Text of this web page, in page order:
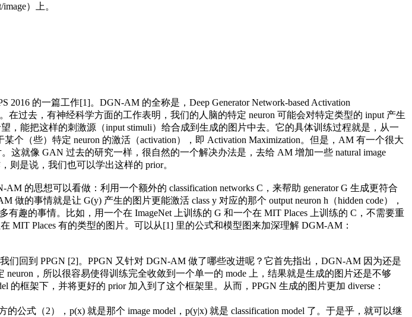
）上。
的一篇工作[1]。DGN-AM 的全称是，Deep Generator Network-based Activation
在过去，有神经科学方面的工作表明，我们的人脑的特定 neuron 可能会对特定类型的 input 产生
，能把这样的刺激源（input stimuli）给合成到生成的图片中去。它的具体训练过程就是，从一
（些）特定 neuron 的激活（activation），即 Activation Maximization。但是，AM 有一个很大
这就像 GAN 过去的研究一样，很自然的一个解决办法是，去给 AM 增加一些 natural image
则是说，我们也可以学出这样的 prior。
的思想可以看做：利用一个额外的 classification networks C，来帮助 generator G 生成更符合
做的事情就是让 G(y) 产生的图片更能激活 class y 对应的那个 output neuron h（hidden code），
趣的事情。比如，用一个在 ImageNet 上训练的 G 和一个在 MIT Places 上训练的 C，不需要重
MIT Places 有的类型的图片。可以从[1] 里的公式和模型图来加深理解 DGM-AM：
们回到 PPGN [2]。PPGN 又针对 DGN-AM 做了哪些改进呢？它首先指出，DGN-AM 因为还是
，所以很容易使得训练完全收敛到一个单一的 mode 上，结果就是生成的图片还是不够
的框架下，并将更好的 prior 加入到了这个框架里。从而，PPGN 生成的图片更加 diverse：
公式（2），p(x) 就是那个 image model，p(y|x) 就是 classification model 了。于是乎，就可以继